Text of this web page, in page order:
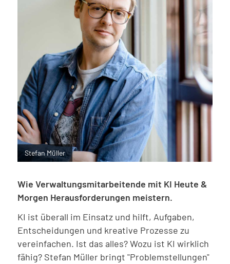
Stefan Müller
Wie Verwaltungsmitarbeitende mit KI Heute &
Morgen Herausforderungen meistern.
KI ist überall im Einsatz und hilft, Aufgaben,
Entscheidungen und kreative Prozesse zu
vereinfachen. Ist das alles? Wozu ist KI wirklich
fähig? Stefan Müller bringt "Problemstellungen"